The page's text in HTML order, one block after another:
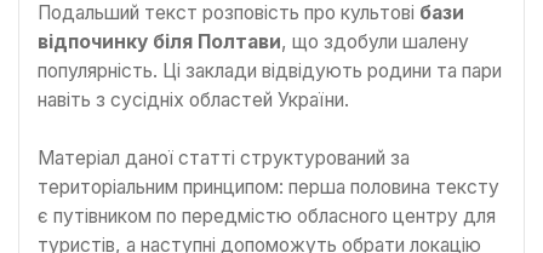
Подальший текст розповість про культові бази
відпочинку біля Полтави, що здобули шалену
популярність. Ці заклади відвідують родини та пари
навіть з сусідніх областей України.
Матеріал даної статті структурований за
територіальним принципом: перша половина тексту
є путівником по передмістю обласного центру для
туристів, а наступні допоможуть обрати локацію